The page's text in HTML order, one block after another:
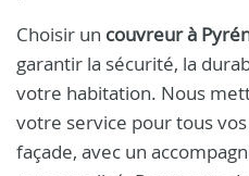
Choisir un couvreur à
garantir la sécurité, la
votre habitation. Nous
votre service pour tous
façade, avec un